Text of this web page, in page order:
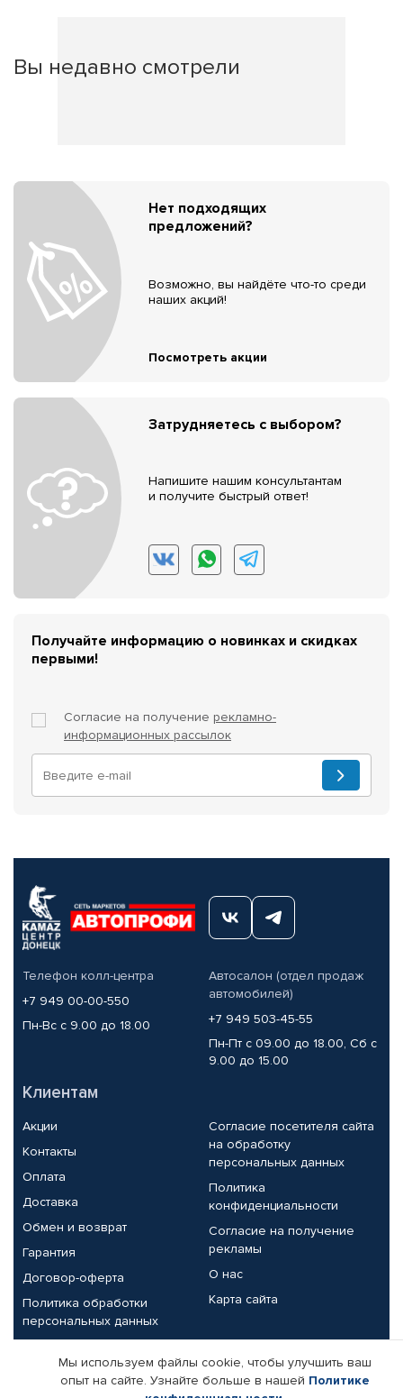
Вы недавно смотрели
Нет подходящих
предложений?
Возможно, вы найдёте что-то среди
наших акций!
Посмотреть акции
Затрудняетесь с выбором?
Напишите нашим консультантам
и получите быстрый ответ!
Получайте информацию о новинках и скидках
первыми!
Согласие на получение рекламно-
информационных рассылок
Телефон колл-центра
+7 949 00-00-550
Пн-Вс с 9.00 до 18.00
Автосалон (отдел продаж
автомобилей)
+7 949 503-45-55
Пн-Пт с 09.00 до 18.00, Сб с
9.00 до 15.00
Клиентам
Акции
Контакты
Оплата
Доставка
Обмен и возврат
Гарантия
Договор-оферта
Политика обработки
персональных данных
Согласие посетителя сайта
на обработку
персональных данных
Политика
конфиденциальности
Согласие на получение
рекламы
О нас
Карта сайта
Партнерам
Корпоративным клиентам Реквизиты компании
Мы используем файлы cookie, чтобы улучшить ваш
опыт на сайте. Узнайте больше в нашей Политике